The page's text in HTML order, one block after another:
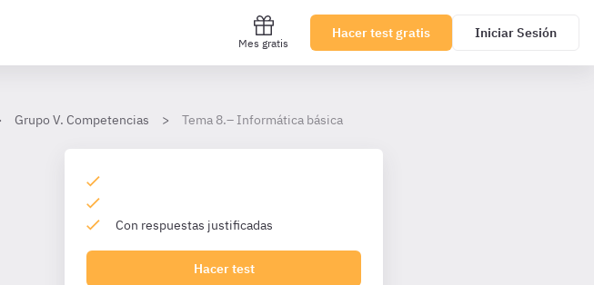
Mes gratis
Hacer test gratis Iniciar Sesión
Grupo V. Competencias Tema 8.– Informática básica
Con respuestas justificadas
Hacer test